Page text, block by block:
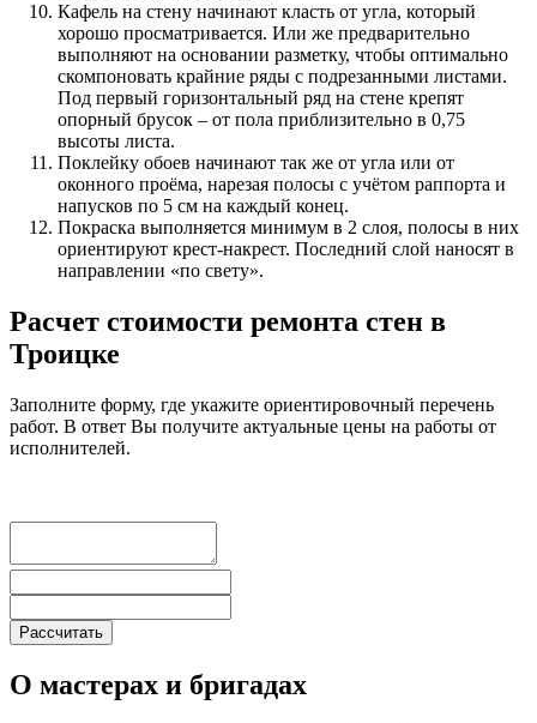
Кафель на стену начинают класть от угла, который
хорошо просматривается. Или же предварительно
выполняют на основании разметку, чтобы оптимально
скомпоновать крайние ряды с подрезанными листами.
Под первый горизонтальный ряд на стене крепят
опорный брусок – от пола приблизительно в 0,75
высоты листа.
Поклейку обоев начинают так же от угла или от
оконного проёма, нарезая полосы с учётом раппорта и
напусков по 5 см на каждый конец.
Покраска выполняется минимум в 2 слоя, полосы в них
ориентируют крест-накрест. Последний слой наносят в
направлении «по свету».
Расчет стоимости ремонта стен в
Троицке
Заполните форму, где укажите ориентировочный перечень
работ. В ответ Вы получите актуальные цены на работы от
исполнителей.
О мастерах и бригадах